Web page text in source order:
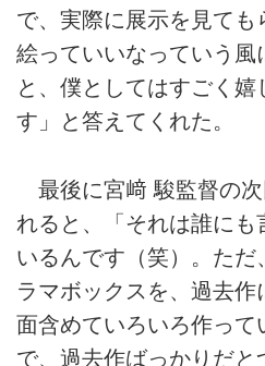
で、実際に展示を見ても
絵っていいなっていう風
と、僕としてはすごく嬉
す」と答えてくれた。
最後に宮﨑 駿監督の次
れると、「それは誰にも
いるんです（笑）。ただ
ラマボックスを、過去
面含めていろいろ作って
で、過去作ばっかりだと